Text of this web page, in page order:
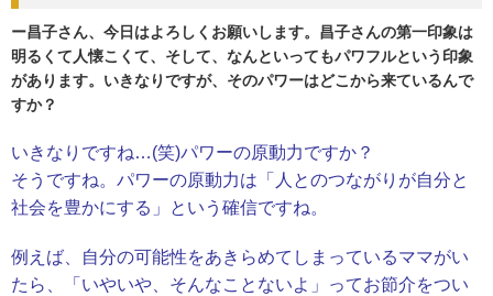
ー昌子さん、今日はよろしくお願いします。昌子さんの第一印象は
明るくて人懐こくて、そして、なんといってもパワフルという印象
があります。いきなりですが、そのパワーはどこから来ているんで
すか？
いきなりですね…(笑)パワーの原動力ですか？
そうですね。パワーの原動力は「人とのつながりが自分と
社会を豊かにする」という確信ですね。
例えば、自分の可能性をあきらめてしまっているママがい
たら、「いやいや、そんなことないよ」ってお節介をつい